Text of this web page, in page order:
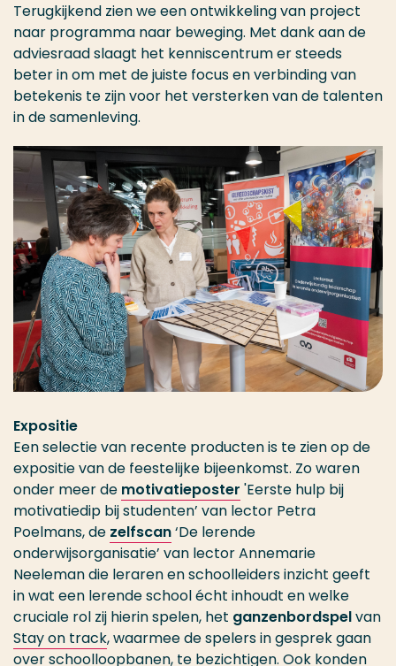
Terugkijkend zien we een ontwikkeling van project
naar programma naar beweging. Met dank aan de
adviesraad slaagt het kenniscentrum er steeds
beter in om met de juiste focus en verbinding van
betekenis te zijn voor het versterken van de talenten
in de samenleving.
Expositie
Een selectie van recente producten is te zien op de
expositie van de feestelijke bijeenkomst. Zo waren
onder meer de motivatieposter 'Eerste hulp bij
motivatiedip bij studenten’ van lector Petra
Poelmans, de zelfscan‘De lerende
onderwijsorganisatie’ van lector Annemarie
Neeleman die leraren en schoolleiders inzicht geeft
in wat een lerende school écht inhoudt en welke
cruciale rol zij hierin spelen, het ganzenbordspelvan
Stay on track, waarmee de spelers in gesprek gaan
over schoolloopbanen, te bezichtigen. Ook konden